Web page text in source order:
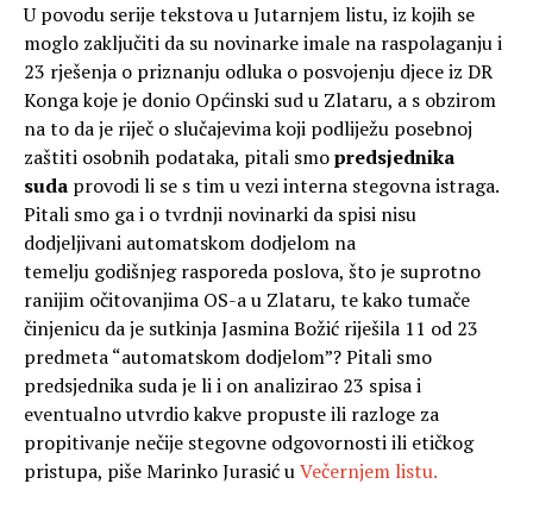
U povodu serije tekstova u Jutarnjem listu, iz kojih se
moglo zaključiti da su novinarke imale na raspolaganju i
23 rješenja o priznanju odluka o posvojenju djece iz DR
Konga koje je donio Općinski sud u Zlataru, a s obzirom
na to da je riječ o slučajevima koji podliježu posebnoj
zaštiti osobnih podataka, pitali smopredsjednika
suda provodi li se s tim u vezi interna stegovna istraga.
Pitali smo ga i o tvrdnji novinarki da spisi nisu
dodjeljivani automatskom dodjelom na
temelju godišnjeg rasporeda poslova, što je suprotno
ranijim očitovanjima OS-a u Zlataru, te kako tumače
činjenicu da je sutkinja Jasmina Božić riješila 11 od 23
predmeta “automatskom dodjelom”? Pitali smo
predsjednika suda je li i on analizirao 23 spisa i
eventualno utvrdio kakve propuste ili razloge za
propitivanje nečije stegovne odgovornosti ili etičkog
pristupa, piše Marinko Jurasić uVečernjem listu.